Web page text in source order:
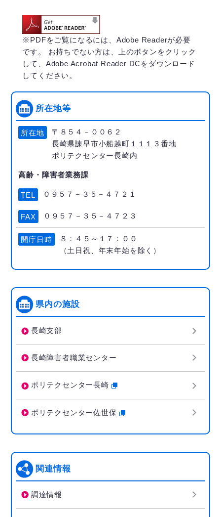
※PDFをご覧になるには、Adobe Readerが必要
です。 お持ちでない方は、上のボタンをクリック
して、Adobe Acrobat Reader DCをダウンロード
してください。
所在地等
所在地
〒８５４－００６２
長崎県諫早市小船越町１１１３番地
ポリテクセンター長崎内
高齢・障害者業務課
TEL ０９５７－３５－４７２１
FAX ０９５７－３５－４７２３
開庁日時
８：４５～１７：００
（土日祝、年末年始を除く）
県内の施設
長崎支部
長崎障害者職業センター
ポリテクセンター長崎
ポリテクセンター佐世保
関連情報
調達情報